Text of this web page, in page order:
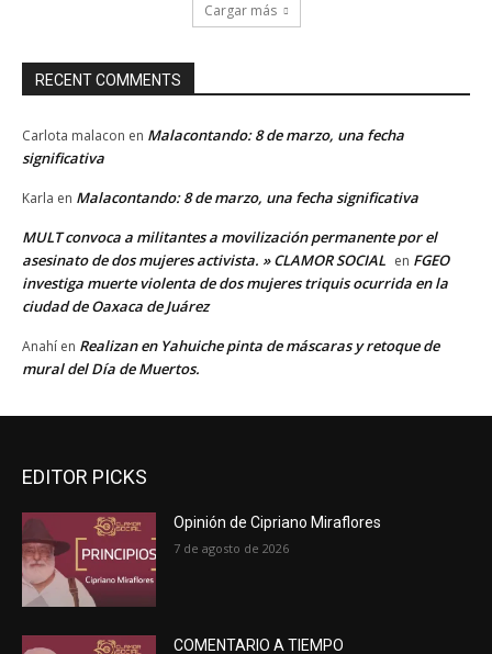
Cargar más
RECENT COMMENTS
Carlota malacon en Malacontando: 8 de marzo, una fecha
significativa
Karla en Malacontando: 8 de marzo, una fecha significativa
MULT convoca a militantes a movilización permanente por el
asesinato de dos mujeres activista. » CLAMOR SOCIAL en FGEO
investiga muerte violenta de dos mujeres triquis ocurrida en la
ciudad de Oaxaca de Juárez
Anahí en Realizan en Yahuiche pinta de máscaras y retoque de
mural del Día de Muertos.
EDITOR PICKS
Opinión de Cipriano Miraflores
7 de agosto de 2026
COMENTARIO A TIEMPO